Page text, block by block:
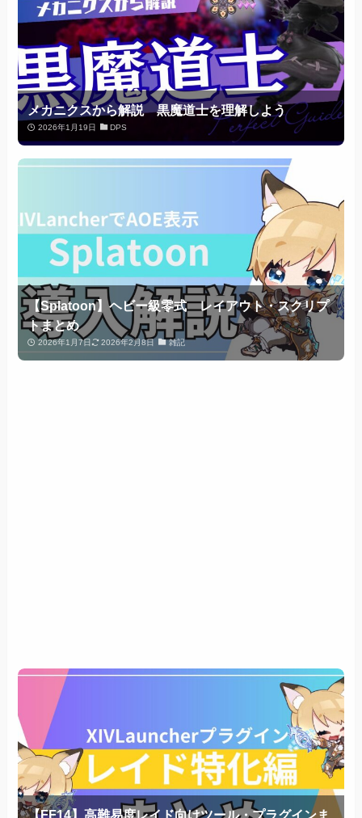
メカニクスから解説 黒魔道士を理解しよう
2026年1月19日 DPS
【Splatoon】ヘビー級零式 レイアウト・スクリプ
トまとめ
2026年1月7日 2026年2月8日 雑記
【FF14】高難易度レイド向けツール・プラグインま